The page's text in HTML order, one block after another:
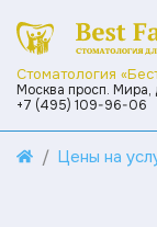
Стоматология
Москва просп. Мира,
+7 (495) 109-96-06
Цены на